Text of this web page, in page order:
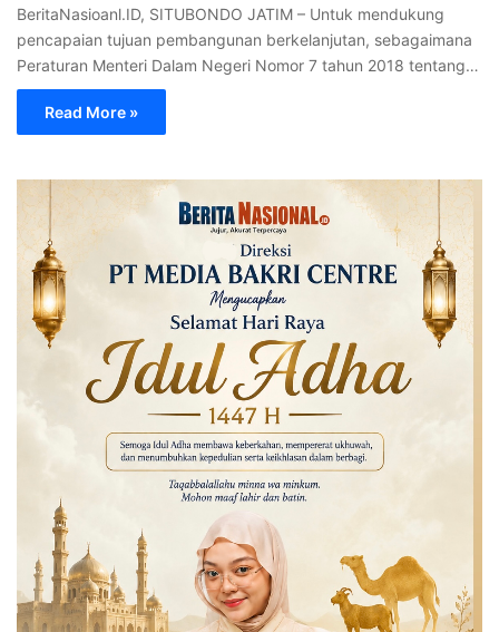
BeritaNasioanl.ID, SITUBONDO JATIM – Untuk mendukung
pencapaian tujuan pembangunan berkelanjutan, sebagaimana
Peraturan Menteri Dalam Negeri Nomor 7 tahun 2018 tentang…
Read More »